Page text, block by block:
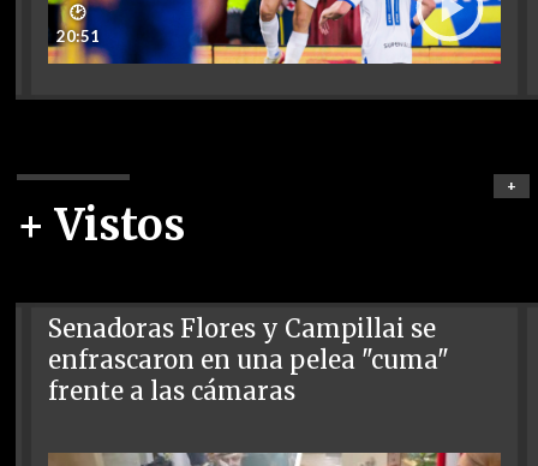
🕑
20:51
+ Vistos
+
Senadoras Flores y Campillai se
enfrascaron en una pelea "cuma"
frente a las cámaras